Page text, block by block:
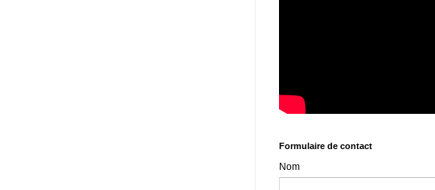
Formulaire de contact
Nom